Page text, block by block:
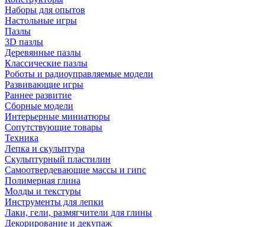
Наборы для опытов
Настольные игры
Пазлы
3D пазлы
Деревянные пазлы
Классические пазлы
Роботы и радиоуправляемые модели
Развивающие игры
Раннее развитие
Сборные модели
Интерьерные миниатюры
Сопутствующие товары
Техника
Лепка и скульптура
Скульптурный пластилин
Самоотвердевающие массы и гипс
Полимерная глина
Молды и текстуры
Инструменты для лепки
Лаки, гели, размягчители для глины
Декорирование и декупаж